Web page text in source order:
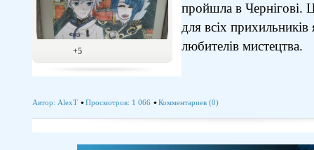
+5
пройшла в Чернігові.
для всіх прихильників
любителів мистецтва.
Автор: AlexT Просмотров: 1 066 Комментариев (0)